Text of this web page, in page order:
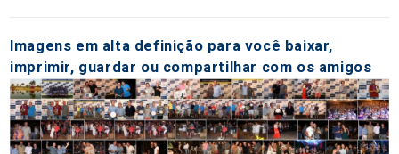
Imagens em alta definição para você baixar,
imprimir, guardar ou compartilhar com os amigos